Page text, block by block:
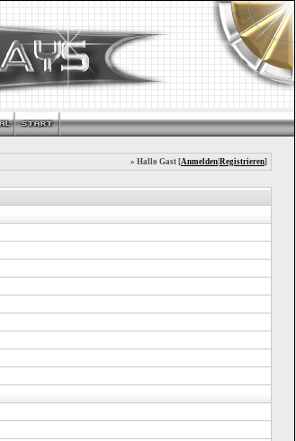
» Hallo Gast [Anmelden Registrieren]